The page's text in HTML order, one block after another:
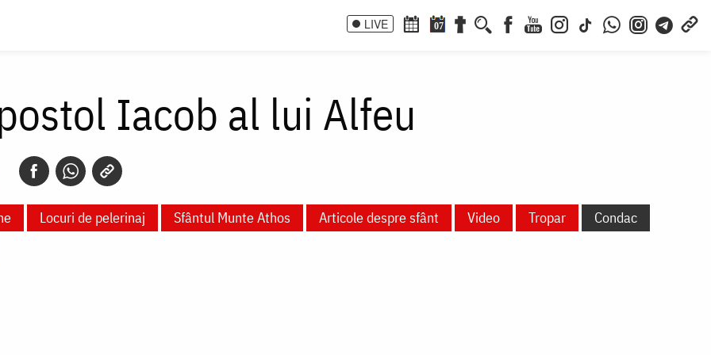
LIVE 07
Iacob al lui Alfeu
Locuri de pelerinaj Sfântul Munte Athos Articole despre sfânt Video Tropar
Condac